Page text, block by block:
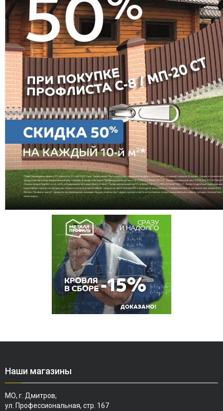
Наши магазины
МО, г. Дмитров,
ул. Профессиональная, стр. 167